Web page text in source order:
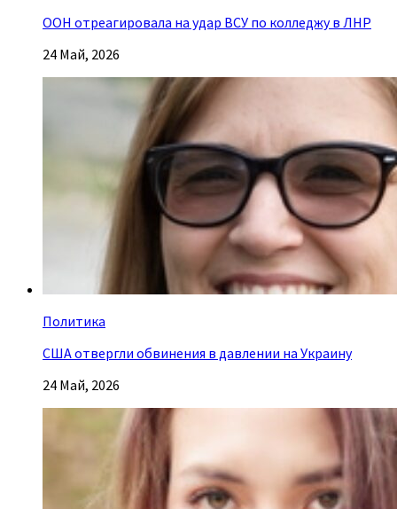
ООН отреагировала на удар ВСУ по колледжу в ЛНР
24 Май, 2026
Политика
США отвергли обвинения в давлении на Украину
24 Май, 2026